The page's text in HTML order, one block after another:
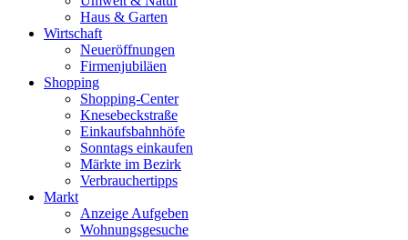
Haus & Garten
Wirtschaft
Neueröffnungen
Firmenjubiläen
Shopping
Shopping-Center
Knesebeckstraße
Einkaufsbahnhöfe
Sonntags einkaufen
Märkte im Bezirk
Verbrauchertipps
Markt
Anzeige Aufgeben
Wohnungsgesuche